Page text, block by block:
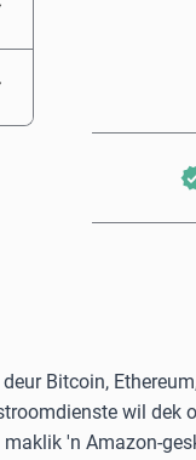
Bitcoin,
wil dek
'n Amazon-